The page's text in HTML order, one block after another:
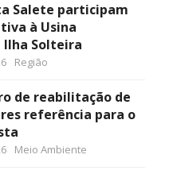
Salete participam
à Usina
Solteira
Região
de reabilitação de
referência para o
Meio Ambiente